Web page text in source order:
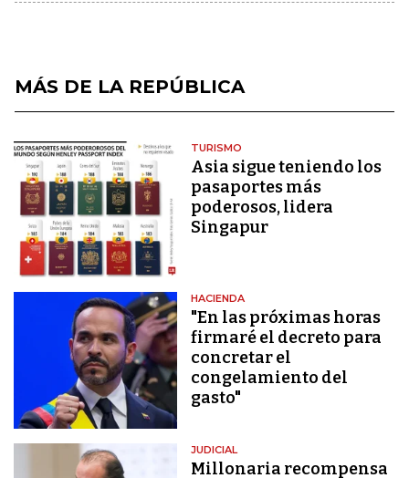
MÁS DE LA REPÚBLICA
TURISMO
Asia sigue teniendo los
pasaportes más
poderosos, lidera
Singapur
HACIENDA
"En las próximas horas
firmaré el decreto para
concretar el
congelamiento del
gasto"
JUDICIAL
Millonaria recompensa